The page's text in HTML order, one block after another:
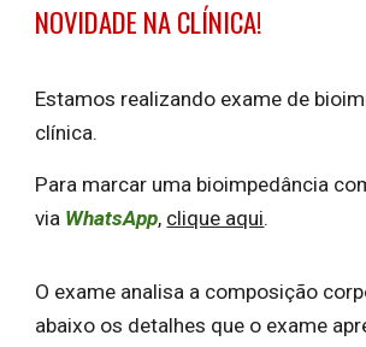
NOVIDADE NA CLÍNICA!
Estamos realizando exame de
clínica.
Para marcar uma bioimpedância
via WhatsApp, clique aqui.
O exame analisa a composição
abaixo os detalhes que o exame